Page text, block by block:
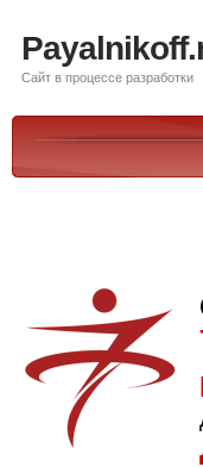
Сайт в процессе разработки